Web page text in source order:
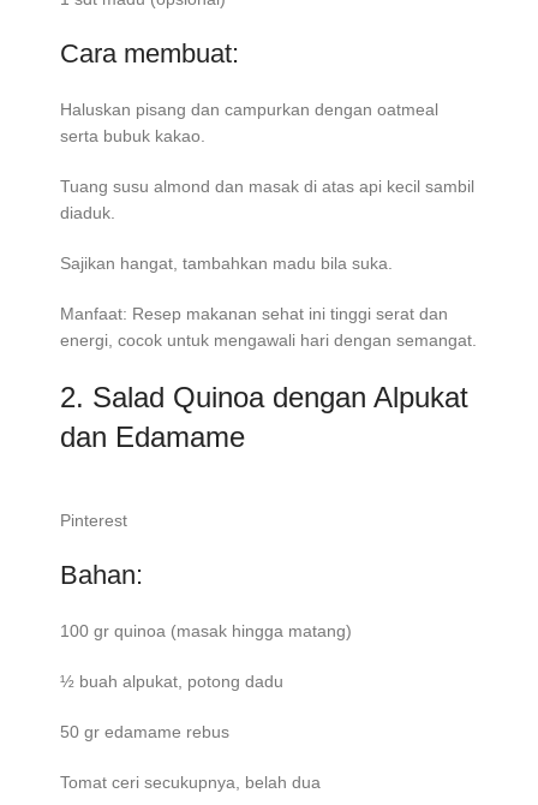
Cara membuat:
Haluskan pisang dan campurkan dengan oatmeal
serta bubuk kakao.
Tuang susu almond dan masak di atas api kecil sambil
diaduk.
Sajikan hangat, tambahkan madu bila suka.
Manfaat: Resep makanan sehat ini tinggi serat dan
energi, cocok untuk mengawali hari dengan semangat.
2. Salad Quinoa dengan Alpukat
dan Edamame
Pinterest
Bahan:
100 gr quinoa (masak hingga matang)
½ buah alpukat, potong dadu
50 gr edamame rebus
Tomat ceri secukupnya, belah dua